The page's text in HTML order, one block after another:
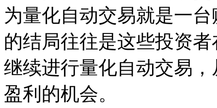
为量化自动交易就是一
的结局往往是这些投资
继续进行量化自动交易
盈利的机会。